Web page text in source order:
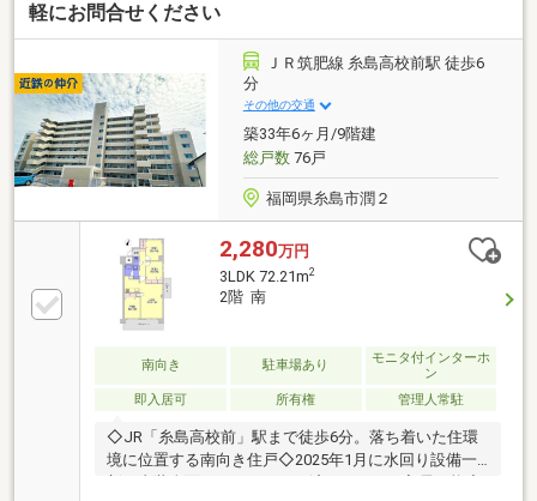
軽にお問合せください
ＪＲ筑肥線 糸島高校前駅 徒歩6
分
その他の交通
築33年6ヶ月/9階建
総戸数76戸
福岡県糸島市潤２
2,280万円
3LDK 72.21m2
2階 南
南向き 駐車場あり
モニタ付インターホ
ン
即入居可
所有権 管理人常駐
◇JR「糸島高校前」駅まで徒歩6分。落ち着いた住環
境に位置する南向き住戸◇2025年1月に水回り設備一
新・内装全面リノベーション済でそのまま入居可能◇